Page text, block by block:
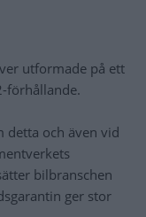
utformade på ett
förhållande.
detta och även vid
bilbranschen
ger stor